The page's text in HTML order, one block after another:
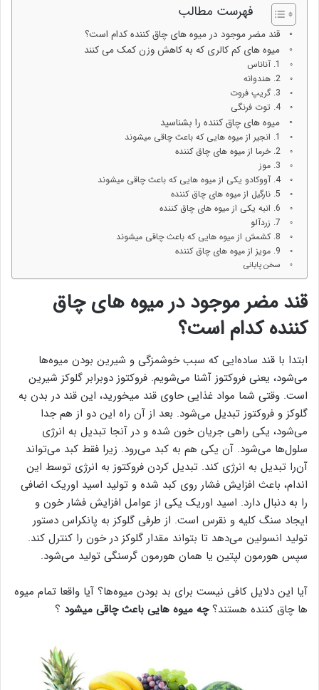
فهرست مطالب
قند مضر موجود در میوه های چاق کننده کدام است؟
میوه‌ های کم کالری که به کاهش وزن کمک می کنند
1. آناناس
2. هندوانه
3. گریپ فروت
4. توت فرنگی
میوه های چاق کننده را بشناسید
1. انجیر از میوه هایی که باعث چاقی میشوند
2. خرما از میوه های چاق کننده
3. موز
4. آووکادو یکی از میوه هایی که باعث چاقی میشوند
5. نارگیل از میوه های چاق کننده
6. انبه یکی از میوه های چاق کننده
7. زردآلو
8. کشمش از میوه هایی که باعث چاقی میشوند
9. مویز از میوه های چاق کننده
سخن پایانی
قند مضر موجود در میوه های چاق
کننده کدام است؟
ابتدا با قند ساده‌ایی که سبب خوشمزگی و شیرین بودن میوه‌ها
می‌شود، یعنی فروکتوز آشنا می‌شویم. فروکتوز دوبرابر گلوکز شیرین
است. وقتی شما مواد غذایی حاوی قند میخورید، این قند در بدن به
گلوکز و فروکتوز تبدیل می‌شود. بعد از آن راه این دو از هم جدا
می‌شود، یکی راهی جریان خون ‌شده و در آنجا تبدیل به انرژی
سلول‌ها می‌شود. آن یکی هم به کبد می‌رود. زیرا فقط کبد می‌تواند
آن‌را تبدیل به انرژی کند. تبدیل کردن فروکتوز به انرژی توسط این
اندام، باعث افزایش فشار روی کبد شده و تولید اسید اوریک اضافی
را به دنبال دارد. اسید اوریک یکی از عوامل افزایش فشار خون و
ایجاد سنگ کلیه و نقرس است. از طرفی گلوکز به پانکراس دستور
تولید انسولین می‌دهد تا بتواند مقدار گلوکز در خون را کنترل کند.
سپس هورمون لپتین یا همان هورمون گرسنگی تولید می‌شود.
آیا این دلایل کافی نیست برای بد بودن میوه‌ها؟ آیا واقعا تمام میوه
ها چاق کننده هستند؟چه میوه هایی باعث چاقی میشود ؟